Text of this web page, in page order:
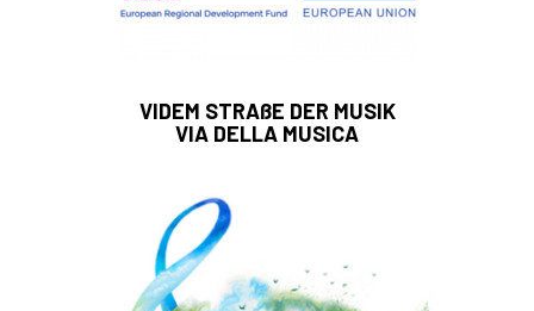
VIDEM STRAßE DER MUSIK
VIA DELLA MUSICA